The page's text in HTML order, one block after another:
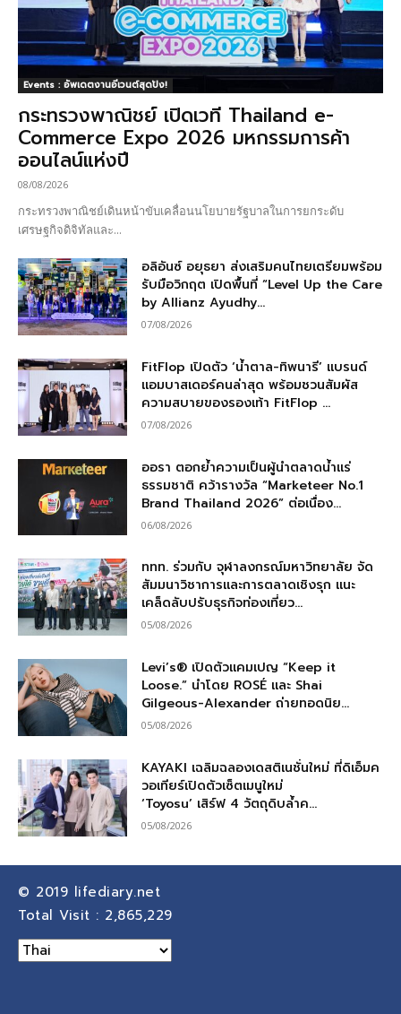
Events : อัพเดตงานอีเวนต์สุดปัง!
กระทรวงพาณิชย์ เปิดเวที Thailand e-
Commerce Expo 2026 มหกรรมการค้า
ออนไลน์แห่งปี
08/08/2026
กระทรวงพาณิชย์เดินหน้าขับเคลื่อนนโยบายรัฐบาลในการยกระดับ
เศรษฐกิจดิจิทัลและ...
อลิอันซ์ อยุธยา ส่งเสริมคนไทยเตรียมพร้อม
รับมือวิกฤต เปิดพื้นที่ “Level Up the Care
by Allianz Ayudhy...
07/08/2026
FitFlop เปิดตัว ‘น้ำตาล-ทิพนารี’ แบรนด์
แอมบาสเดอร์คนล่าสุด พร้อมชวนสัมผัส
ความสบายของรองเท้า FitFlop ...
07/08/2026
ออรา ตอกย้ำความเป็นผู้นำตลาดน้ำแร่
ธรรมชาติ คว้ารางวัล “Marketeer No.1
Brand Thailand 2026” ต่อเนื่อง...
06/08/2026
ททท. ร่วมกับ จุฬาลงกรณ์มหาวิทยาลัย จัด
สัมมนาวิชาการและการตลาดเชิงรุก แนะ
เคล็ดลับปรับธุรกิจท่องเที่ยว...
05/08/2026
Levi’s® เปิดตัวแคมเปญ “Keep it
Loose.” นำโดย ROSÉ และ Shai
Gilgeous-Alexander ถ่ายทอดนิย...
05/08/2026
KAYAKI เฉลิมฉลองเดสติเนชั่นใหม่ ที่ดิเอ็มค
วอเทียร์เปิดตัวเซ็ตเมนูใหม่
‘Toyosu’ เสิร์ฟ 4 วัตถุดิบล้ำค...
05/08/2026
© 2019 lifediary.net
Total Visit : 2,865,229